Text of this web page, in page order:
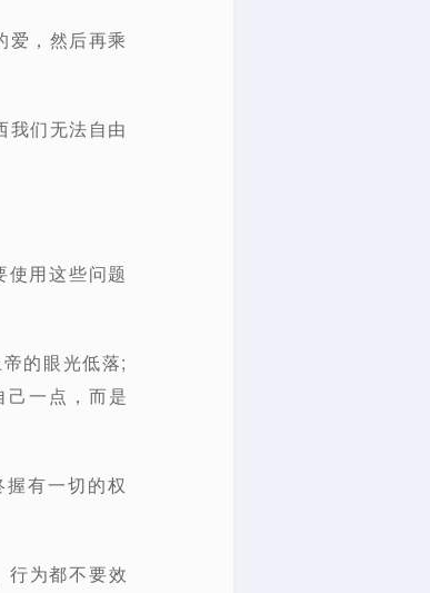
爱，然后再乘
我们无法自由
用这些问题
的眼光低落;
己一点，而是
有一切的权
行为都不要效